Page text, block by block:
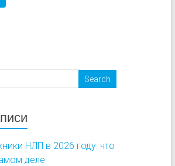
НЛП в 2026 году: что
деле